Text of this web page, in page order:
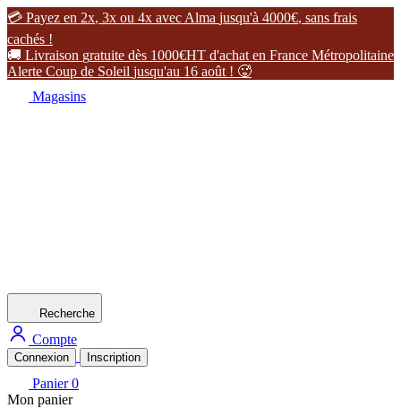
 Payez en 2x, 3x ou 4x avec Alma jusqu'à 4000€, sans frais
cachés !
 Livraison gratuite dès 1000€HT d'achat en France Métropolitaine
Alerte Coup de Soleil jusqu'au 16 août ! 
Magasins
Recherche
Compte
Connexion Inscription
Panier 0
Mon panier